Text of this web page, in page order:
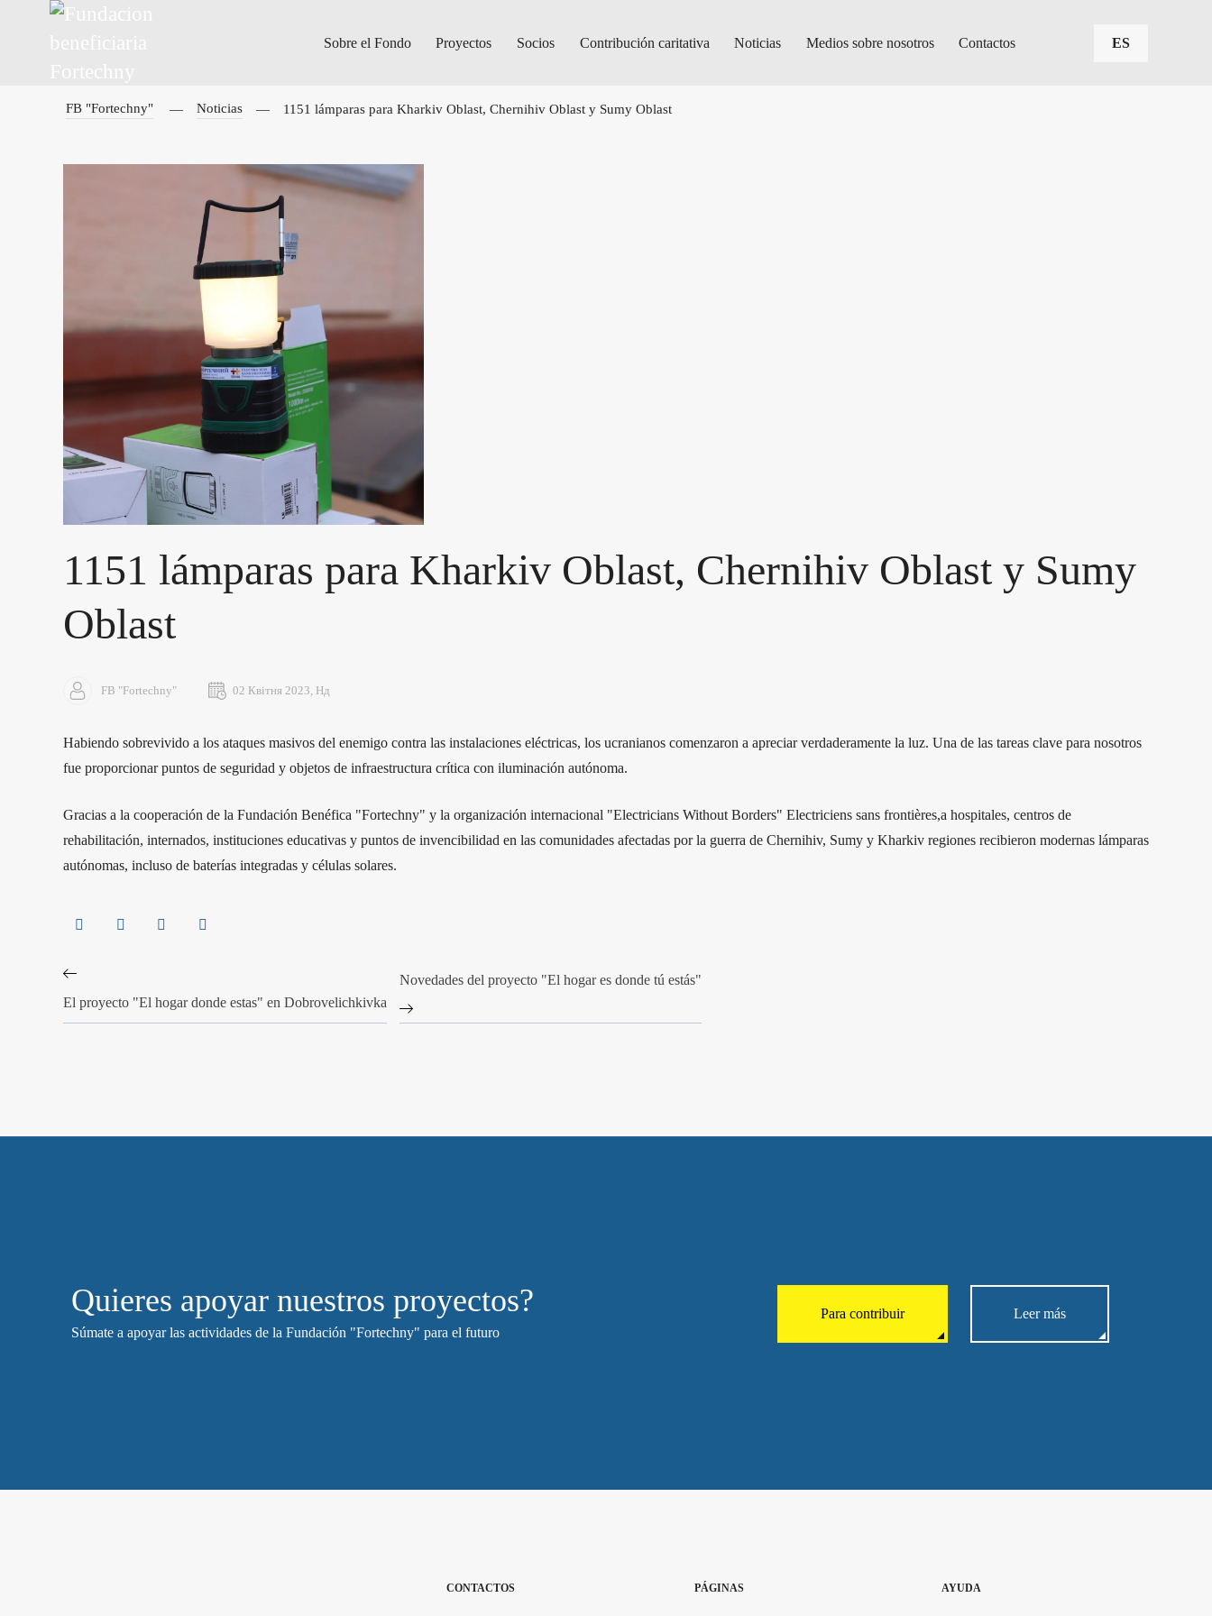
Sobre el Fondo Proyectos Socios Contribución caritativa Noticias Medios sobre nosotros Contactos ES
FB "Fortechny" Noticias 1151 lámparas para Kharkiv Oblast, Chernihiv Oblast y Sumy Oblast
1151 lámparas para Kharkiv Oblast, Chernihiv Oblast y Sumy
Oblast
FB "Fortechny" 02 Квітня 2023, Нд
Habiendo sobrevivido a los ataques masivos del enemigo contra las instalaciones eléctricas, los ucranianos comenzaron a apreciar verdaderamente la luz. Una de las tareas clave para nosotros
fue proporcionar puntos de seguridad y objetos de infraestructura crítica con iluminación autónoma.
Gracias a la cooperación de la Fundación Benéfica "Fortechny" y la organización internacional "Electricians Without Borders" Electriciens sans frontières,a hospitales, centros de
rehabilitación, internados, instituciones educativas y puntos de invencibilidad en las comunidades afectadas por la guerra de Chernihiv, Sumy y Kharkiv regiones recibieron modernas lámparas
autónomas, incluso de baterías integradas y células solares.
El proyecto "El hogar donde estas" en Dobrovelichkivka
Novedades del proyecto "El hogar es donde tú estás"
Quieres apoyar nuestros proyectos?
Súmate a apoyar las actividades de la Fundación "Fortechny" para el futuro
Para contribuir Leer más
CONTACTOS PÁGINAS AYUDA